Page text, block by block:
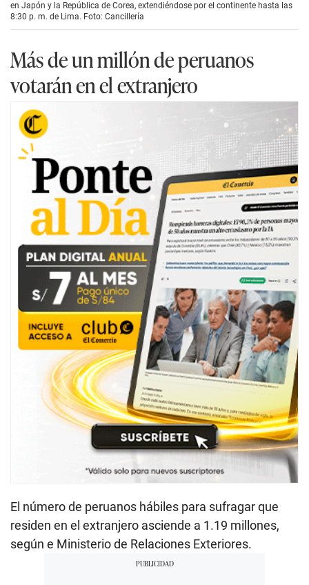
en Japón y la República de Corea, extendiéndose por el continente hasta las
8:30 p. m. de Lima. Foto: Cancillería
Más de un millón de peruanos
votarán en el extranjero
El número de peruanos hábiles para sufragar que
residen en el extranjero asciende a 1.19 millones,
según e Ministerio de Relaciones Exteriores.